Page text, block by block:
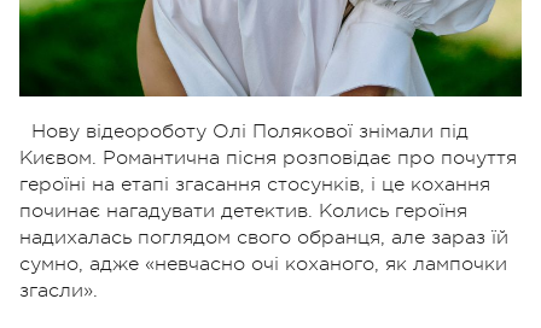
Нову відеороботу Олі Полякової знімали під
Києвом. Романтична пісня розповідає про почуття
героїні на етапі згасання стосунків, і це кохання
починає нагадувати детектив. Колись героїня
надихалась поглядом свого обранця, але зараз їй
сумно, адже «невчасно очі коханого, як лампочки
згасли».